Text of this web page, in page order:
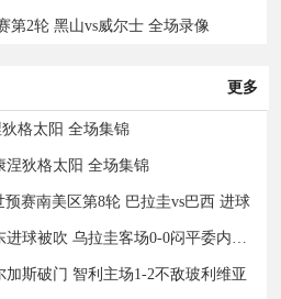
第2轮 黑山vs威尔士 全场录像
更多
格太阳 全场集锦
涅狄格太阳 全场集锦
预赛南美区第8轮 巴拉圭vs巴西 进球
2024年09月11日 世预赛-龙东进球被吹 乌拉圭客场0-0闷平委内瑞拉
加斯破门 智利主场1-2不敌玻利维亚